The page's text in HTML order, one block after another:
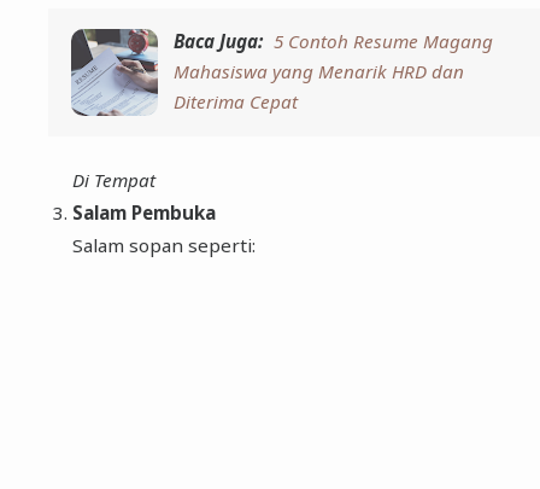
Baca Juga: 5 Contoh Resume Magang
Mahasiswa yang Menarik HRD dan
Diterima Cepat
Di Tempat
Salam Pembuka
Salam sopan seperti: